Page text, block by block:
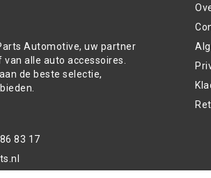
Automotive, uw partner
alle auto accessoires.
de beste selectie,
83 17